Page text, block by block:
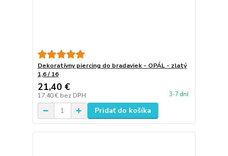
Dekoratívny piercing do bradaviek - OPÁL - zlatý
1,6 / 16
21,40 €
17,40 € bez DPH 3-7 dní
Pridať do košíka